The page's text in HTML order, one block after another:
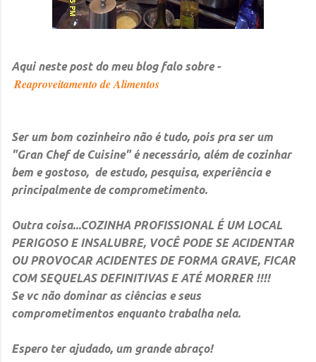
Aqui neste post do meu blog falo sobre -
Reaproveitamento de Alimentos
Ser um bom cozinheiro não é tudo, pois pra ser um
"Gran Chef de Cuisine"é necessário, além de cozinhar
bem e gostoso, de estudo, pesquisa, experiência e
principalmente de comprometimento.
Outra coisa...COZINHA PROFISSIONAL É UM LOCAL
PERIGOSO E INSALUBRE, VOCÊ PODE SE ACIDENTAR
OU PROVOCAR ACIDENTES DE FORMA GRAVE, FICAR
COM SEQUELAS DEFINITIVAS E ATÉ MORRER !!!!
Se vc não dominar as ciências e seus
comprometimentos enquanto trabalha nela.
Espero ter ajudado, um grande abraço!